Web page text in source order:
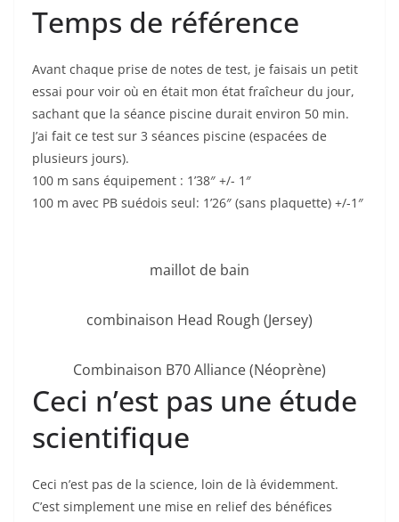
Temps de référence
Avant chaque prise de notes de test, je faisais un petit
essai pour voir où en était mon état fraîcheur du jour,
sachant que la séance piscine durait environ 50 min.
J’ai fait ce test sur 3 séances piscine (espacées de
plusieurs jours).
100 m sans équipement : 1’38″ +/- 1″
100 m avec PB suédois seul: 1’26″ (sans plaquette) +/-1″
maillot de bain
combinaison Head Rough (Jersey)
Combinaison B70 Alliance (Néoprène)
Ceci n’est pas une étude
scientifique
Ceci n’est pas de la science, loin de là évidemment.
C’est simplement une mise en relief des bénéfices